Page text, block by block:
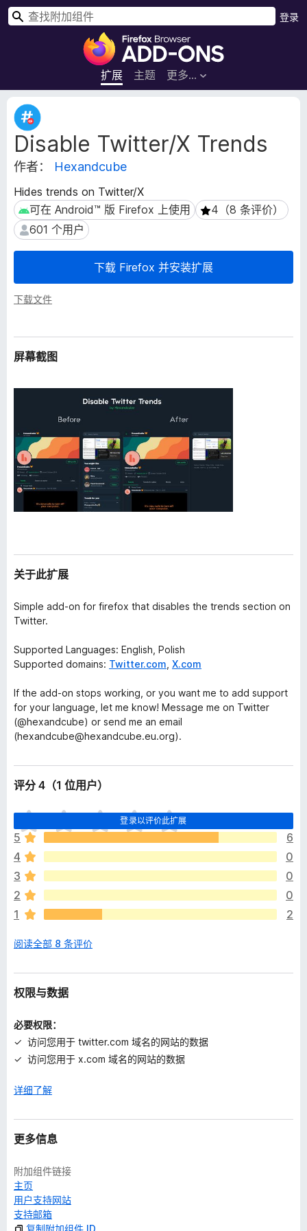
F
r
e
x
浏
附
加
件
扩展 主题 更多…
登录
搜
Disable Twitter/X Trends
作者： Hexandcube
Hides trends on Twitter/X
可在 Android™ 版 Firefox 上使用
可在 Android™ 版 Firefox 上使用 4（8 条评价）
4（8 条评价）
601 个用户
601 个用户
下载 Firefox 并安装扩展
下载文件
扩
展
元
数
据
屏幕截图
关于此扩展
Simple add-on for firefox that disables the trends section on
Twitter.
Supported Languages: English, Polish
Supported domains: Twitter.com X.com
If the add-on stops working, or you want me to add support
for your language, let me know! Message me on Twitter
(@hexandcube) or send me an email
(hexandcube@hexandcube.eu.org).
评分 4（1 位用户）
登录以评价此扩展
目
前
尚
无
评
分
5
6
4
0
3
0
2
0
1
2
阅读全部 8 条评价
权限与数据
必要权限：
访问您用于 twitter.com 域名的网站的数据
访问您用于 x.com 域名的网站的数据
详细了解
更多信息
附加组件链接
主页
用户支持网站
支持邮箱
复制附加组件 ID